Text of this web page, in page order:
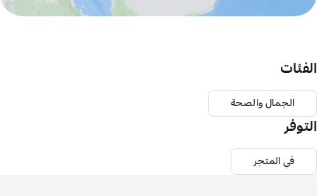
الفئات
الجمال والصحة
التوفر
في المتجر